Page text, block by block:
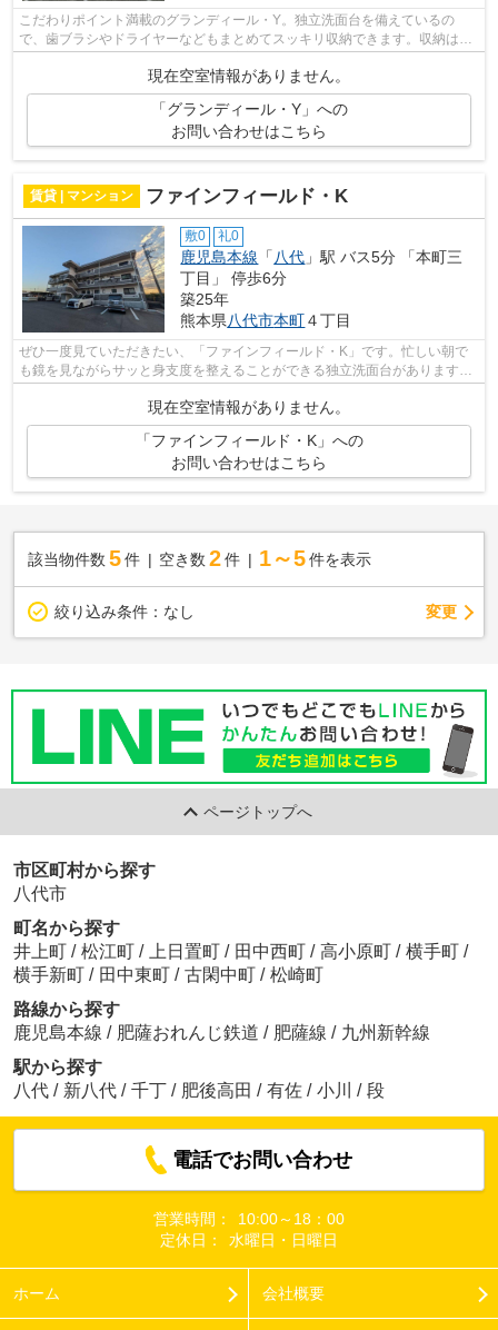
こだわりポイント満載のグランディール・Y。独立洗面台を備えているの
で、歯ブラシやドライヤーなどもまとめてスッキリ収納できます。収納はシ
現在空室情報がありません。
「グランディール・Y」への
お問い合わせはこちら
賃貸 | マンション ファインフィールド・K
敷0 礼0
鹿児島本線 「 八代 」駅 バス5分 「本町三
丁目」 停歩6分
築25年
熊本県八代市本町４丁目
ぜひ一度見ていただきたい、「ファインフィールド・K」です。忙しい朝で
も鏡を見ながらサッと身支度を整えることができる独立洗面台があります。
現在空室情報がありません。
「ファインフィールド・K」への
お問い合わせはこちら
該当物件数 5件 空き数 2 件 1～5 件を表示
絞り込み条件： なし 変更
ページトップへ
市区町村から探す
八代市
町名から探す
井上町 / 松江町 / 上日置町 / 田中西町 / 高小原町 / 横手町 /
横手新町 / 田中東町 / 古閑中町 / 松崎町
路線から探す
鹿児島本線 / 肥薩おれんじ鉄道 / 肥薩線 / 九州新幹線
駅から探す
八代 / 新八代 / 千丁 / 肥後高田 / 有佐 / 小川 / 段
電話でお問い合わせ
営業時間：
10:00～18：00
定休日：
水曜日・日曜日
ホーム 会社概要